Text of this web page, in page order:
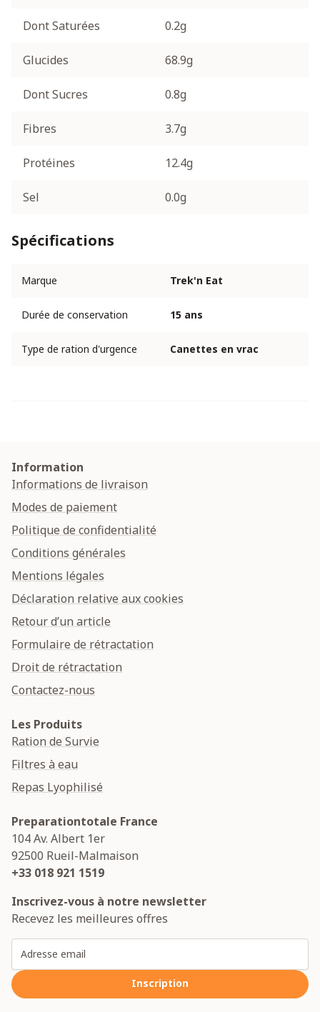
Dont Saturées 0.2g
Glucides 68.9g
Dont Sucres 0.8g
Fibres 3.7g
Protéines 12.4g
Sel 0.0g
Spécifications
Marque Trek'n Eat
Durée de conservation 15 ans
Type de ration d'urgence Canettes en vrac
Information
Informations de livraison
Modes de paiement
Politique de confidentialité
Conditions générales
Mentions légales
Déclaration relative aux cookies
Retour d’un article
Formulaire de rétractation
Droit de rétractation
Contactez-nous
Les Produits
Ration de Survie
Filtres à eau
Repas Lyophilisé
Preparationtotale France
104 Av. Albert 1er
92500 Rueil-Malmaison
+33 018 921 1519
Inscrivez-vous à notre newsletter
Recevez les meilleures offres
Inscription